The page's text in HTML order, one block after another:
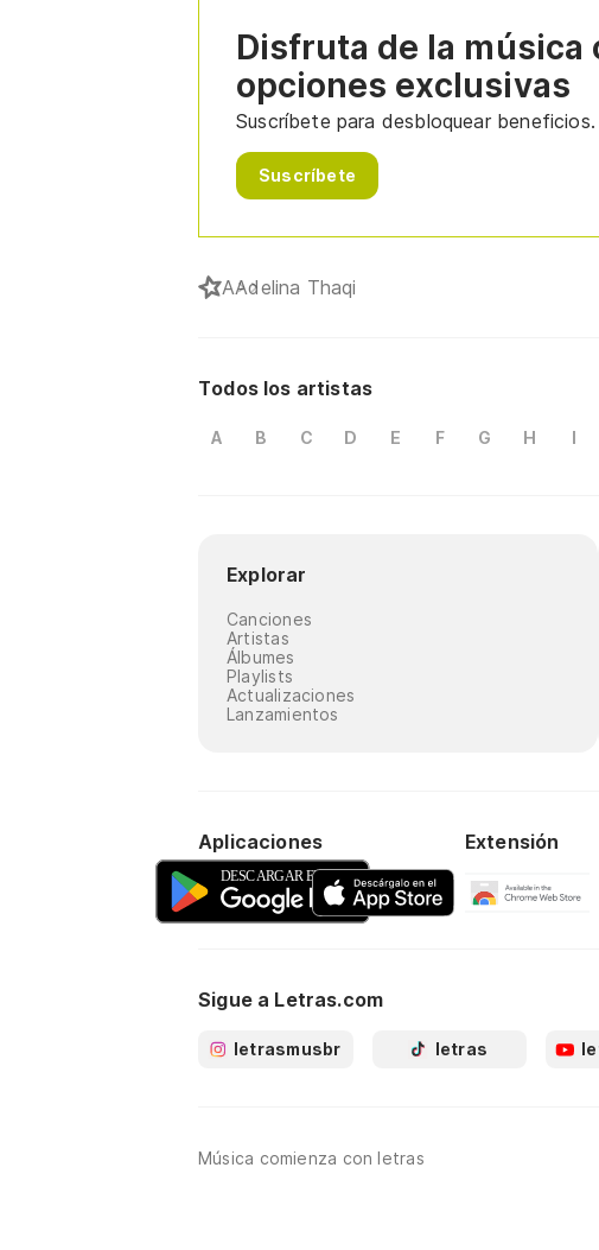
Disfruta de la música
opciones exclusivas
Suscríbete para desbloquear beneficios.
Suscríbete
AAdelina Thaqi
Todos los artistas
A B C D E F G H I
Explorar
Canciones
Artistas
Álbumes
Playlists
Actualizaciones
Lanzamientos
Aplicaciones Extensión
Sigue a Letras.com
letrasmusbr letras
Música comienza con letras